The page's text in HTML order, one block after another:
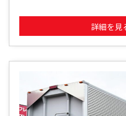
詳細を見